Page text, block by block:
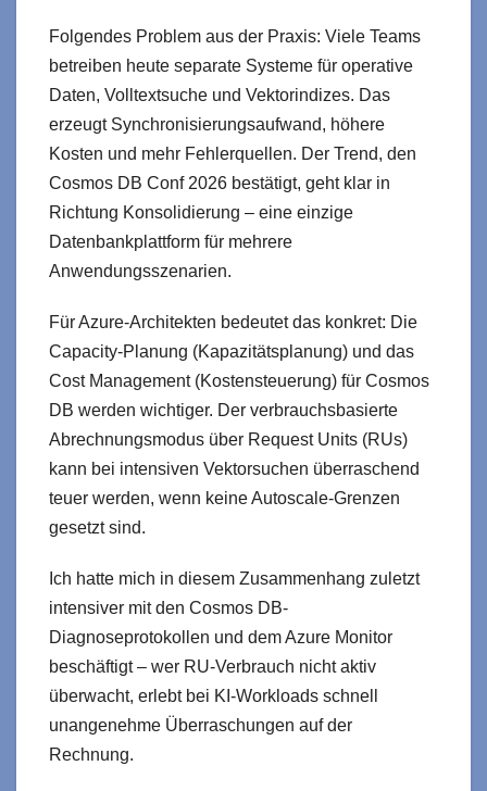
Folgendes Problem aus der Praxis: Viele Teams
betreiben heute separate Systeme für operative
Daten, Volltextsuche und Vektorindizes. Das
erzeugt Synchronisierungsaufwand, höhere
Kosten und mehr Fehlerquellen. Der Trend, den
Cosmos DB Conf 2026 bestätigt, geht klar in
Richtung Konsolidierung – eine einzige
Datenbankplattform für mehrere
Anwendungsszenarien.
Für Azure-Architekten bedeutet das konkret: Die
Capacity-Planung (Kapazitätsplanung) und das
Cost Management (Kostensteuerung) für Cosmos
DB werden wichtiger. Der verbrauchsbasierte
Abrechnungsmodus über Request Units (RUs)
kann bei intensiven Vektorsuchen überraschend
teuer werden, wenn keine Autoscale-Grenzen
gesetzt sind.
Ich hatte mich in diesem Zusammenhang zuletzt
intensiver mit den Cosmos DB-
Diagnoseprotokollen und dem Azure Monitor
beschäftigt – wer RU-Verbrauch nicht aktiv
überwacht, erlebt bei KI-Workloads schnell
unangenehme Überraschungen auf der
Rechnung.